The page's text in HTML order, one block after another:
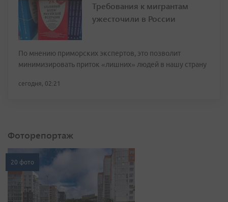
Требования к мигрантам
ужесточили в России
По мнению приморских экспертов, это позволит
минимизировать приток «лишних» людей в нашу страну
сегодня, 02:21
Фоторепортаж
20 фото